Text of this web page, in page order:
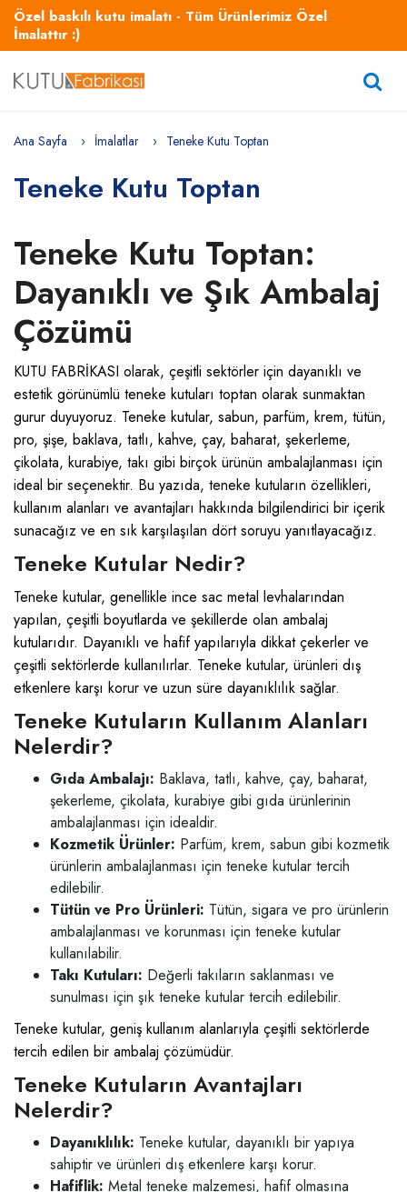
Özel baskılı kutu imalatı - Tüm Ürünlerimiz Özel
İmalattır :)
Ana Sayfa İmalatlar Teneke Kutu Toptan
Teneke Kutu Toptan
Teneke Kutu Toptan:
Dayanıklı ve Şık Ambalaj
Çözümü
KUTU FABRİKASI olarak, çeşitli sektörler için dayanıklı ve
estetik görünümlü teneke kutuları toptan olarak sunmaktan
gurur duyuyoruz. Teneke kutular, sabun, parfüm, krem, tütün,
pro, şişe, baklava, tatlı, kahve, çay, baharat, şekerleme,
çikolata, kurabiye, takı gibi birçok ürünün ambalajlanması için
ideal bir seçenektir. Bu yazıda, teneke kutuların özellikleri,
kullanım alanları ve avantajları hakkında bilgilendirici bir içerik
sunacağız ve en sık karşılaşılan dört soruyu yanıtlayacağız.
Teneke Kutular Nedir?
Teneke kutular, genellikle ince sac metal levhalarından
yapılan, çeşitli boyutlarda ve şekillerde olan ambalaj
kutularıdır. Dayanıklı ve hafif yapılarıyla dikkat çekerler ve
çeşitli sektörlerde kullanılırlar. Teneke kutular, ürünleri dış
etkenlere karşı korur ve uzun süre dayanıklılık sağlar.
Teneke Kutuların Kullanım Alanları
Nelerdir?
Gıda Ambalajı: Baklava, tatlı, kahve, çay, baharat,
şekerleme, çikolata, kurabiye gibi gıda ürünlerinin
ambalajlanması için idealdir.
Kozmetik Ürünler: Parfüm, krem, sabun gibi kozmetik
ürünlerin ambalajlanması için teneke kutular tercih
edilebilir.
Tütün ve Pro Ürünleri: Tütün, sigara ve pro ürünlerin
ambalajlanması ve korunması için teneke kutular
kullanılabilir.
Takı Kutuları: Değerli takıların saklanması ve
sunulması için şık teneke kutular tercih edilebilir.
Teneke kutular, geniş kullanım alanlarıyla çeşitli sektörlerde
tercih edilen bir ambalaj çözümüdür.
Teneke Kutuların Avantajları
Nelerdir?
Dayanıklılık: Teneke kutular, dayanıklı bir yapıya
sahiptir ve ürünleri dış etkenlere karşı korur.
Hafiflik: Metal teneke malzemesi, hafif olmasına